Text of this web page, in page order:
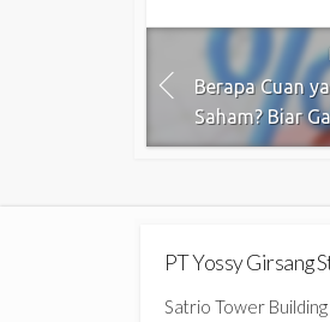
Berapa Cuan
Saham? Biar
PT Yossy Girsang
Satrio Tower Building